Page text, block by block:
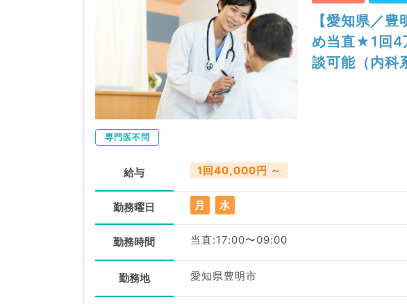
【愛知県／
め当直★1回4
談可能（内科
専門医不問
給与 1回40,000円 ～
勤務曜日 月 水
勤務時間 当直:17:00〜09:00
勤務地 愛知県豊明市